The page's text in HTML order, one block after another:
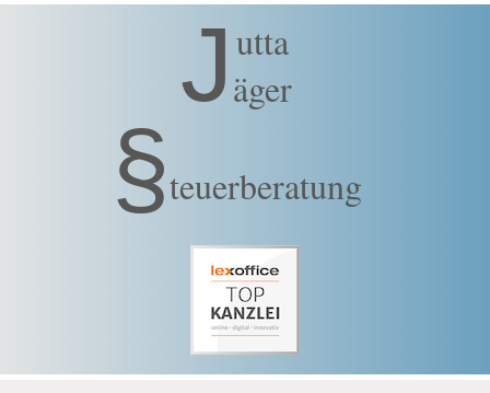
J utta
äger
§teuerberatung